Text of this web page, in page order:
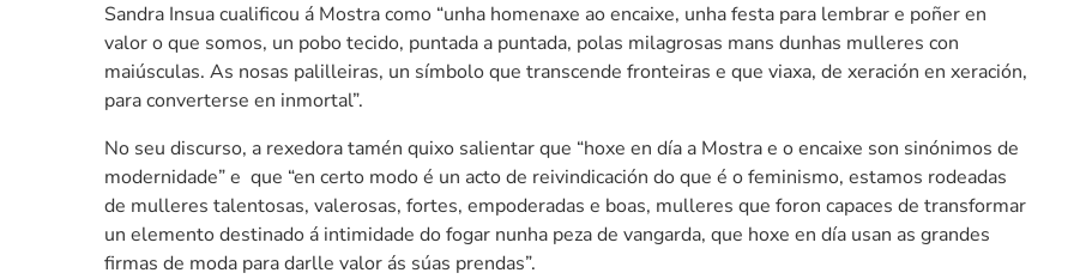
Sandra Insua cualificou á Mostra como “unha homenaxe ao encaixe, unha festa para lembrar e poñer en
valor o que somos, un pobo tecido, puntada a puntada, polas milagrosas mans dunhas mulleres con
maiúsculas. As nosas palilleiras, un símbolo que transcende fronteiras e que viaxa, de xeración en xeración,
para converterse en inmortal”.
No seu discurso, a rexedora tamén quixo salientar que “hoxe en día a Mostra e o encaixe son sinónimos de
modernidade” e que “en certo modo é un acto de reivindicación do que é o feminismo, estamos rodeadas
de mulleres talentosas, valerosas, fortes, empoderadas e boas, mulleres que foron capaces de transformar
un elemento destinado á intimidade do fogar nunha peza de vangarda, que hoxe en día usan as grandes
firmas de moda para darlle valor ás súas prendas”.